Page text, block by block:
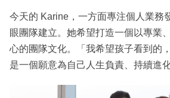
今天的 Karine，一方面專注個人業務
眼團隊建立。她希望打造一個以專業
心的團隊文化。「我希望孩子看到的
是一個願意為自己人生負責、持續進